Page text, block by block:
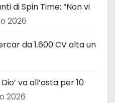
di Spin Time: “Non vi
2026
da 1.600 CV alta un
va all’asta per 10
2026